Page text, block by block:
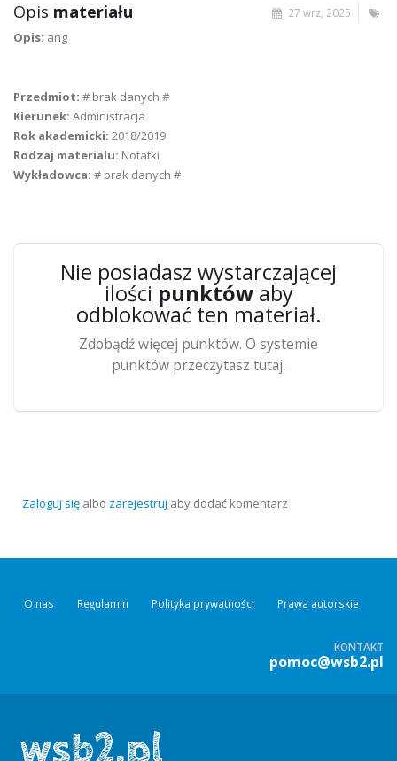
27 wrz, 2025
Opis materiału
Opis: ang
Przedmiot: # brak danych #
Kierunek: Administracja
Rok akademicki: 2018/2019
Rodzaj materialu: Notatki
Wykładowca: # brak danych #
Nie posiadasz wystarczającej
ilości punktówaby
odblokować ten materiał.
Zdobądź więcej punktów. O systemie
punktów przeczytasz tutaj.
Zaloguj się albo zarejestruj aby dodać komentarz
O nas Regulamin Polityka prywatności Prawa autorskie
KONTAKT
pomoc@wsb2.pl